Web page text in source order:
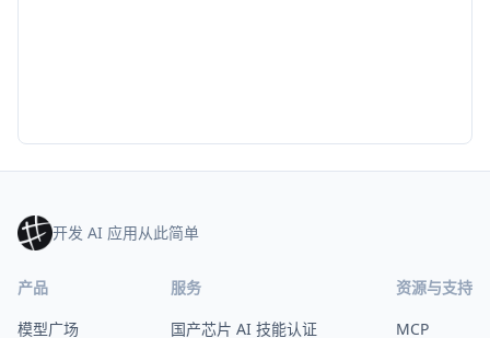
开发 AI 应用从此简单
产品
模型广场
服务
国产芯片 AI 技能认证
资源与支持
MCP